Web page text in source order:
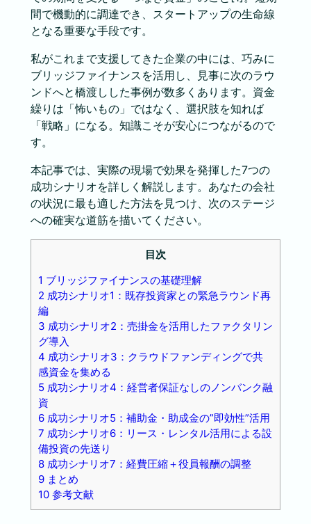
間で機動的に調達でき、スタートアップの生命線
となる重要な手段です。
私がこれまで支援してきた企業の中には、巧みに
ブリッジファイナンスを活用し、見事に次のラウ
ンドへと橋渡しした事例が数多くあります。資金
繰りは「怖いもの」ではなく、選択肢を知れば
「戦略」になる。知識こそが安心につながるので
す。
本記事では、実際の現場で効果を発揮した7つの
成功シナリオを詳しく解説します。あなたの会社
の状況に最も適した方法を見つけ、次のステージ
への確実な道筋を描いてください。
目次
1 ブリッジファイナンスの基礎理解
2 成功シナリオ1：既存投資家との緊急ラウンド再
編
3 成功シナリオ2：売掛金を活用したファクタリン
グ導入
4 成功シナリオ3：クラウドファンディングで共
感資金を集める
5成功シナリオ4：経営者保証なしのノンバンク融
資
6成功シナリオ5：補助金・助成金の”即効性”活用
7 成功シナリオ6：リース・レンタル活用による設
備投資の先送り
8成功シナリオ7：経費圧縮＋役員報酬の調整
9まとめ
10参考文献